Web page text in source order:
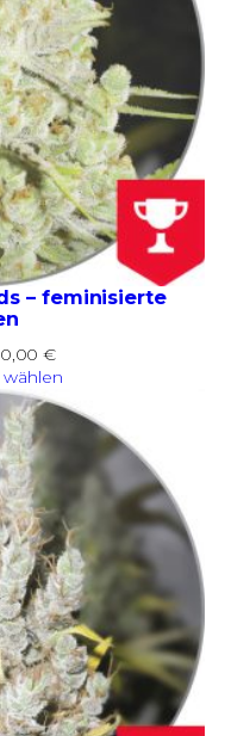
– feminisierte
€Preisspanne:
27,00 €
bis
90,00 €